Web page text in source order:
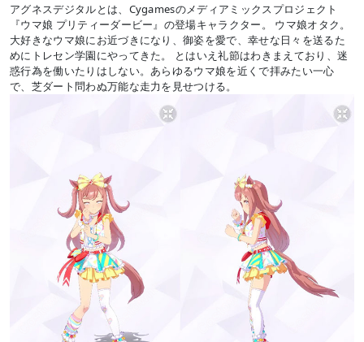
アグネスデジタルとは、Cygamesのメディアミックスプロジェクト
『ウマ娘 プリティーダービー』の登場キャラクター。 ウマ娘オタク。
大好きなウマ娘にお近づきになり、御姿を愛で、幸せな日々を送るた
めにトレセン学園にやってきた。 とはいえ礼節はわきまえており、迷
惑行為を働いたりはしない。あらゆるウマ娘を近くで拝みたい一心
で、芝ダート問わぬ万能な走力を見せつける。